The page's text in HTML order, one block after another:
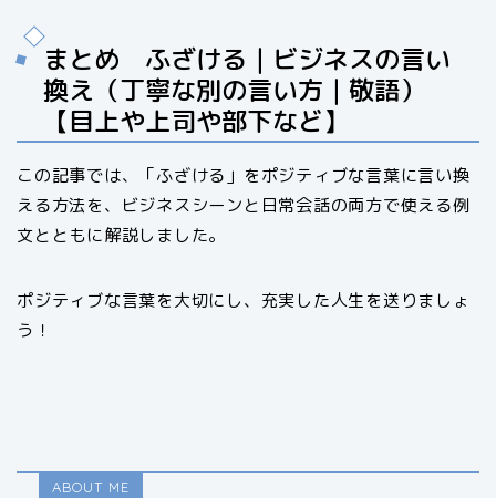
まとめ ふざける｜ビジネスの言い
換え（丁寧な別の言い方｜敬語）
【目上や上司や部下など】
この記事では、「ふざける」をポジティブな言葉に言い換
える方法を、ビジネスシーンと日常会話の両方で使える例
文とともに解説しました。
ポジティブな言葉を大切にし、充実した人生を送りましょ
う！
ABOUT ME